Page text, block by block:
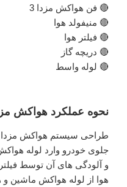
🔴 فن هواکش مزدا 3
🔴 منیفولد هوا
🔴 فیلتر هوا
🔴 دریچه گاز
🔴 لوله واسط
نحوه عملکرد هواکش
جلوی خودرو وارد لوله
و آلودگی های آن توسط
هوا از لوله هواکش ماشین و